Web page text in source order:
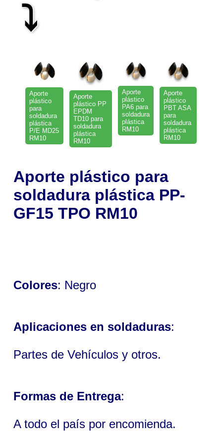
⤵
Aporte
plástico
para
soldadura
plástica
P/E MD25
RM10
Aporte
plástico PP
EPDM
TD10 para
soldadura
plástica
RM10
Aporte
plástico
PA6 para
soldadura
plástica
RM10
Aporte
plástico
PBT ASA
para
soldadura
plástica
RM10
Aporte plástico para
soldadura plástica PP-
GF15 TPO RM10
Colores: Negro
Aplicaciones en soldaduras:
Partes de Vehículos y otros.
Formas de Entrega:
A todo el país por encomienda.